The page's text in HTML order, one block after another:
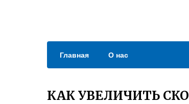
Главная О нас
КАК УВЕЛИЧИТЬ